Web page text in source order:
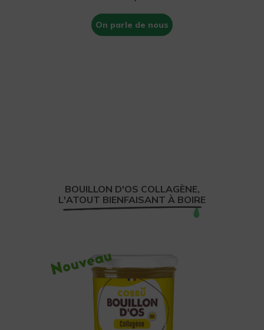
On parle de nous
BOUILLON D'OS COLLAGÈNE,
L'ATOUT BIENFAISANT À BOIRE